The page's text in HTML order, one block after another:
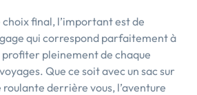
final, l’important est de
qui correspond parfaitement à
profiter pleinement de chaque
Que ce soit avec un sac sur
roulante derrière vous, l’aventure